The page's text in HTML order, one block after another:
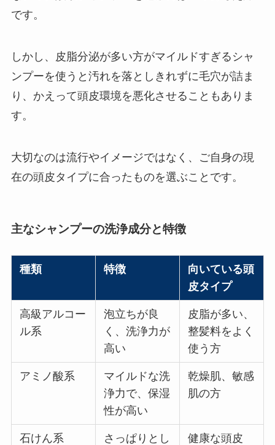
です。
しかし、皮脂分泌が多い方がマイルドすぎるシャ
ンプーを使うと汚れを落としきれずに毛穴が詰ま
り、かえって頭皮環境を悪化させることもありま
す。
大切なのは流行やイメージではなく、ご自身の現
在の頭皮タイプに合ったものを選ぶことです。
主なシャンプーの洗浄成分と特徴
種類 特徴
向いている頭
皮タイプ
高級アルコー
ル系
泡立ちが良
く、洗浄力が
高い
皮脂が多い、
整髪料をよく
使う方
アミノ酸系
マイルドな洗
浄力で、保湿
性が高い
乾燥肌、敏感
肌の方
石けん系
さっぱりとし
健康な頭皮